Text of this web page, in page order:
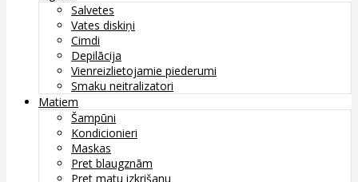
Salvetes
Vates diskiņi
Cimdi
Depilācija
Vienreizlietojamie piederumi
Smaku neitralizatori
Matiem
Šampūni
Kondicionieri
Maskas
Pret blaugznām
Pret matu izkrišanu